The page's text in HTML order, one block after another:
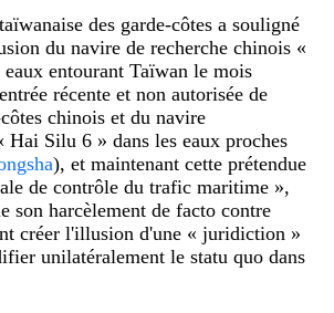
des garde-côtes a souligné
du navire de recherche chinois «
entourant Taïwan le mois
récente et non autorisée de
chinois et du navire
Hai Silu 6 » dans les eaux proches
), et maintenant cette prétendue
de contrôle du trafic maritime »,
son harcèlement de facto contre
créer l'illusion d'une « juridiction »
unilatéralement le statu quo dans